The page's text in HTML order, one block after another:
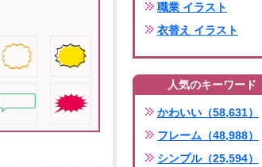
職業 イラスト
衣替え イラスト
人気のキーワード
かわいい（58,631）
フレーム（48,988）
シンプル（25,594）